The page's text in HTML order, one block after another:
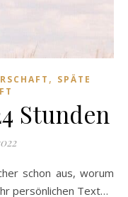
, SPÄTE
Stunden
persönlichen Text…